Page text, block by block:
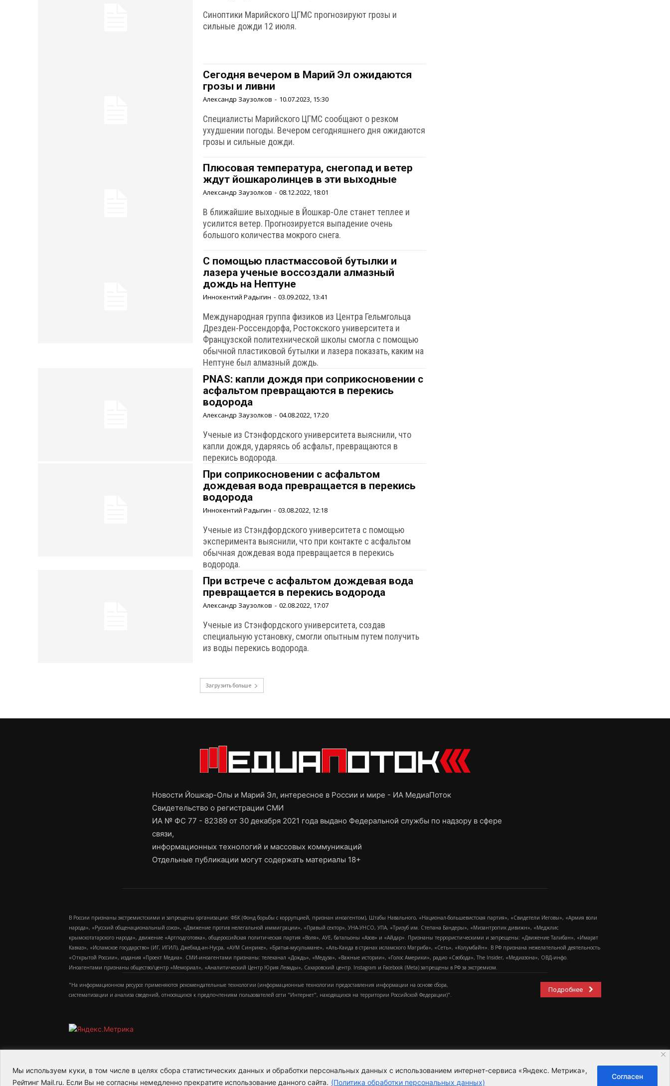
Мы используем куки, в том числе в целях сбора статистических данных и обработки персональных данных с использованием интернет-сервиса «Яндекс. Метрика»,
Рейтинг Mail.ru. Если Вы не согласны немедленно прекратите использование данного сайта. (Политика обработки персональных данных)
Согласен
Синоптики Марийского ЦГМС прогнозируют грозы и
сильные дожди 12 июля.
Сегодня вечером в Марий Эл ожидаются
грозы и ливни
Александр Заузолков - 10.07.2023, 15:30
Специалисты Марийского ЦГМС сообщают о резком
ухудшении погоды. Вечером сегодняшнего дня ожидаются
грозы и сильные дожди.
Плюсовая температура, снегопад и ветер
ждут йошкаролинцев в эти выходные
Александр Заузолков - 08.12.2022, 18:01
В ближайшие выходные в Йошкар-Оле станет теплее и
усилится ветер. Прогнозируется выпадение очень
большого количества мокрого снега.
С помощью пластмассовой бутылки и
лазера ученые воссоздали алмазный
дождь на Нептуне
Иннокентий Радыгин - 03.09.2022, 13:41
Международная группа физиков из Центра Гельмгольца
Дрезден-Россендорфа, Ростокского университета и
Французской политехнической школы смогла с помощью
обычной пластиковой бутылки и лазера показать, каким на
Нептуне был алмазный дождь.
PNAS: капли дождя при соприкосновении с
асфальтом превращаются в перекись
водорода
Александр Заузолков - 04.08.2022, 17:20
Ученые из Стэнфордского университета выяснили, что
капли дождя, ударяясь об асфальт, превращаются в
перекись водорода.
При соприкосновении с асфальтом
дождевая вода превращается в перекись
водорода
Иннокентий Радыгин - 03.08.2022, 12:18
Ученые из Стэндфордского университета с помощью
эксперимента выяснили, что при контакте с асфальтом
обычная дождевая вода превращается в перекись
водорода.
При встрече с асфальтом дождевая вода
превращается в перекись водорода
Александр Заузолков - 02.08.2022, 17:07
Ученые из Стэнфордского университета, создав
специальную установку, смогли опытным путем получить
из воды перекись водорода.
Загрузить больше
Новости Йошкар-Олы и Марий Эл, интересное в России и мире - ИА МедиаПоток
Свидетельство о регистрации СМИ
ИА № ФС 77 - 82389 от 30 декабря 2021 года выдано Федеральной службы по надзору в сфере
связи,
информационных технологий и массовых коммуникаций
Отдельные публикации могут содержать материалы 18+
В России признаны экстремистскими и запрещены организации: ФБК (Фонд борьбы с коррупцией, признан иноагентом), Штабы Навального, «Национал-большевистская партия», «Свидетели Иеговы», «Армия воли
народа», «Русский общенациональный союз», «Движение против нелегальной иммиграции», «Правый сектор», УНА-УНСО, УПА, «Тризуб им. Степана Бандеры», «Мизантропик дивижн», «Меджлис
крымскотатарского народа», движение «Артподготовка», общероссийская политическая партия «Воля», АУЕ, батальоны «Азов» и «Айдар». Признаны террористическими и запрещены: «Движение Талибан», «Имарат
Кавказ», «Исламское государство» (ИГ, ИГИЛ), Джебхад-ан-Нусра, «АУМ Синрике», «Братья-мусульмане», «Аль-Каида в странах исламского Магриба», «Сеть», «Колумбайн». В РФ признана нежелательной деятельность
«Открытой России», издания «Проект Медиа». СМИ-иноагентами признаны: телеканал «Дождь», «Медуза», «Важные истории», «Голос Америки», радио «Свобода», The Insider, «Медиазона», ОВД-инфо.
Иноагентами признаны общество/центр «Мемориал», «Аналитический Центр Юрия Левады», Сахаровский центр. Instagram и Facebook (Metа) запрещены в РФ за экстремизм.
"На информационном ресурсе применяются рекомендательные технологии (информационные технологии предоставления информации на основе сбора,
систематизации и анализа сведений, относящихся к предпочтениям пользователей сети "Интернет", находящихся на территории Российской Федерации)".
Подробнее
2015-2026- Информационное агентство МедиаПоток Для справки
Пользовательское соглашение